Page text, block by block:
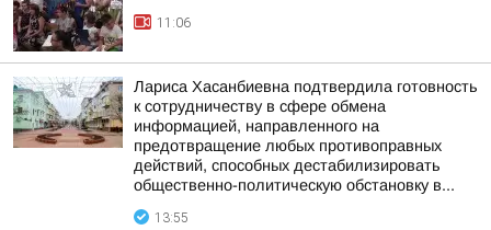
11:06
Лариса Хасанбиевна подтвердила готовность
к сотрудничеству в сфере обмена
информацией, направленного на
предотвращение любых противоправных
действий, способных дестабилизировать
общественно-политическую обстановку в...
13:55